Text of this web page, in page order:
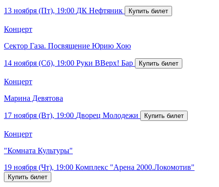
13 ноября (Пт), 19:00 ДК Нефтяник
Концерт
Сектор Газа. Посвящение Юрию Хою
14 ноября (Сб), 19:00 Руки ВВерх! Бар
Концерт
Марина Девятова
17 ноября (Вт), 19:00 Дворец Молодежи
Концерт
"Комната Культуры"
19 ноября (Чт), 19:00 Комплекс "Арена 2000.Локомотив"